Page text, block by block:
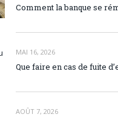
Comment la banque se
MAI 16, 2026
Que faire en cas de fuite
AOÛT 7, 2026